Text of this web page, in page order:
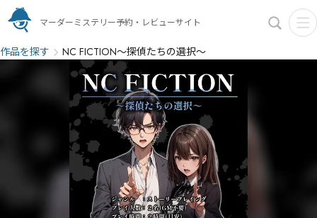
マーダーミステリー予約・レビューサイト
作品を探す NC FICTION～探偵たちの選択～